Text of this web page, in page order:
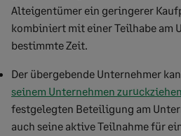
Alteigentümer ein geringerer
kombiniert mit einer Teilhabe am
bestimmte Zeit.
Der übergebende Unternehmer
seinem Unternehmen zurückziehen
festgelegten Beteiligung am
auch seine aktive Teilnahme für